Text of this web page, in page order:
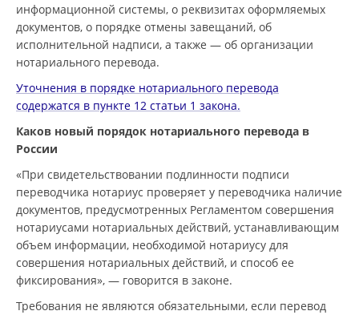
информационной системы, о реквизитах оформляемых
документов, о порядке отмены завещаний, об
исполнительной надписи, а также — об организации
нотариального перевода.
Уточнения в порядке нотариального перевода
содержатся в пункте 12 статьи 1 закона.
Каков новый порядок нотариального перевода в
России
«При свидетельствовании подлинности подписи
переводчика нотариус проверяет у переводчика наличие
документов, предусмотренных Регламентом совершения
нотариусами нотариальных действий, устанавливающим
объем информации, необходимой нотариусу для
совершения нотариальных действий, и способ ее
фиксирования», — говорится в законе.
Требования не являются обязательными, если перевод